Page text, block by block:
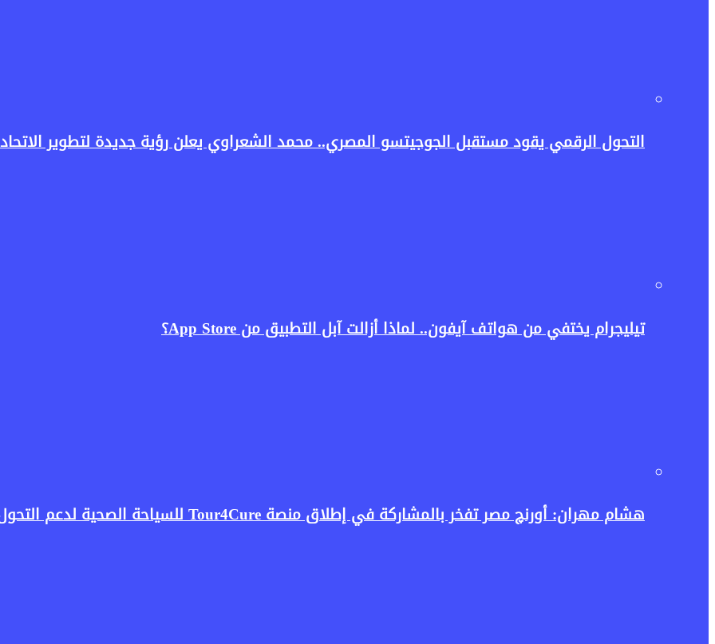
التحول الرقمي يقود مستقبل الجوجيتسو المصري.. محمد الشعراوي يعلن رؤية جديدة لتطوير
تيليجرام يختفي من هواتف آيفون.. لماذا أزالت آبل التطبيق من App Store؟
هشام مهران: أورنچ مصر تفخر بالمشاركة في إطلاق منصة Tour4Cure للسياحة الصحية لدعم التحول الرقمي